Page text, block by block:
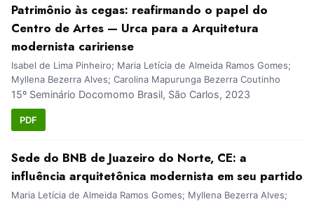
Patrimônio às cegas: reafirmando o papel do
Centro de Artes — Urca para a Arquitetura
modernista caririense
Isabel de Lima Pinheiro; Maria Letícia de Almeida Ramos Gomes;
Myllena Bezerra Alves; Carolina Mapurunga Bezerra Coutinho
15º Seminário Docomomo Brasil, São Carlos, 2023
PDF
Sede do BNB de Juazeiro do Norte, CE: a
influência arquitetônica modernista em seu partido
Maria Letícia de Almeida Ramos Gomes; Myllena Bezerra Alves;